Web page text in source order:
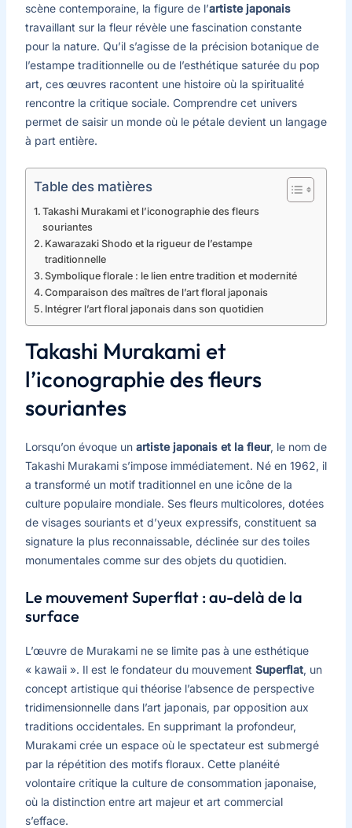
scène contemporaine, la figure de l’artiste japonais
travaillant sur la fleur révèle une fascination constante
pour la nature. Qu’il s’agisse de la précision botanique de
l’estampe traditionnelle ou de l’esthétique saturée du pop
art, ces œuvres racontent une histoire où la spiritualité
rencontre la critique sociale. Comprendre cet univers
permet de saisir un monde où le pétale devient un langage
à part entière.
Table des matières
Takashi Murakami et l’iconographie des fleurs
souriantes
Kawarazaki Shodo et la rigueur de l’estampe
traditionnelle
Symbolique florale : le lien entre tradition et modernité
Comparaison des maîtres de l’art floral japonais
Intégrer l’art floral japonais dans son quotidien
Takashi Murakami et
l’iconographie des fleurs
souriantes
Lorsqu’on évoque un artiste japonais et la fleur, le nom de
Takashi Murakami s’impose immédiatement. Né en 1962, il
a transformé un motif traditionnel en une icône de la
culture populaire mondiale. Ses fleurs multicolores, dotées
de visages souriants et d’yeux expressifs, constituent sa
signature la plus reconnaissable, déclinée sur des toiles
monumentales comme sur des objets du quotidien.
Le mouvement Superflat : au-delà de la
surface
L’œuvre de Murakami ne se limite pas à une esthétique
« kawaii ». Il est le fondateur du mouvement Superflat, un
concept artistique qui théorise l’absence de perspective
tridimensionnelle dans l’art japonais, par opposition aux
traditions occidentales. En supprimant la profondeur,
Murakami crée un espace où le spectateur est submergé
par la répétition des motifs floraux. Cette planéité
volontaire critique la culture de consommation japonaise,
où la distinction entre art majeur et art commercial
s’efface.